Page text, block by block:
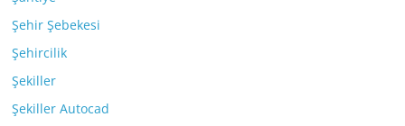
Şehir Şebekesi
Şehircilik
Şekiller
Şekiller Autocad